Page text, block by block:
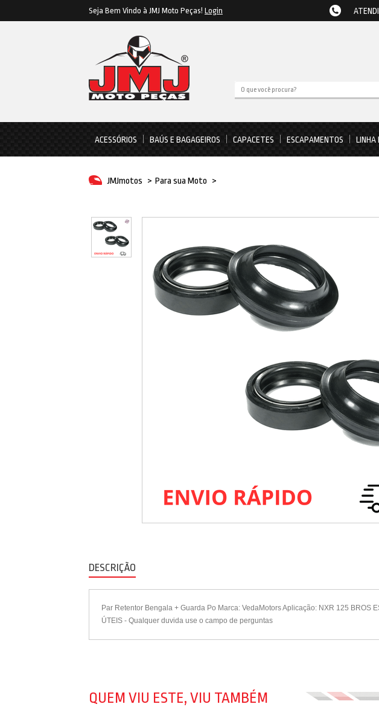
Seja Bem Vindo à JMJ Moto Peças! Login
ACESSÓRIOS BAÚS E BAGAGEIROS CAPACETES ESCAPAMENTOS LINHA
JMJmotos > Para sua Moto >
DESCRIÇÃO
Par Retentor Bengala + Guarda Po Marca: VedaMotors Aplicação: NXR 125
ÚTEIS - Qualquer duvida use o campo de perguntas
QUEM VIU ESTE, VIU TAMBÉM